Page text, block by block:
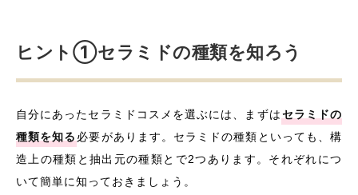
ヒント①セラミドの種類を知ろう
自分にあったセラミドコスメを選ぶには、まずはセラミドの
種類を知る 必要があります。セラミドの種類といっても、構
造上の種類と抽出元の種類とで2つあります。それぞれにつ
いて簡単に知っておきましょう。